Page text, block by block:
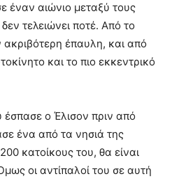
έναν αιώνιο μεταξύ τους
τελειώνει ποτέ. Από το
έπαυλη, και από
και το πιο εκκεντρικό
ο Έλισον πριν από
ένα από τα νησιά της
κατοίκους του, θα είναι
οι αντίπαλοί του σε αυτή